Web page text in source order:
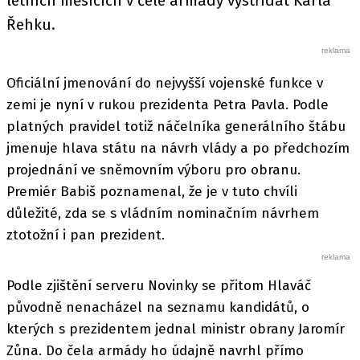
Řehku.
Oficiální jmenování do nejvyšší vojenské funkce v
zemi je nyní v rukou prezidenta Petra Pavla. Podle
platných pravidel totiž náčelníka generálního štábu
jmenuje hlava státu na návrh vlády a po předchozím
projednání ve sněmovním výboru pro obranu.
Premiér Babiš poznamenal, že je v tuto chvíli
důležité, zda se s vládním nominačním návrhem
ztotožní i pan prezident.
Podle zjištění serveru Novinky se přitom Hlaváč
původně nenacházel na seznamu kandidátů, o
kterých s prezidentem jednal ministr obrany Jaromír
Zůna. Do čela armády ho údajně navrhl přímo